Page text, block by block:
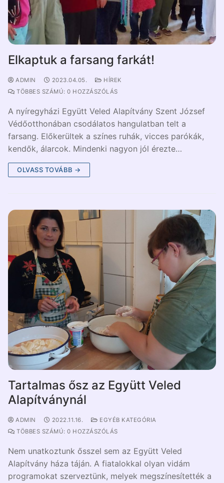
Elkaptuk a farsang farkát!
ADMIN 2023.04.05.
HÍREK
TÖBBES SZÁMÚ: 0 HOZZÁSZÓLÁS
A nyíregyházi Együtt Veled Alapítvány Szent József
Védőotthonában csodálatos hangulatban telt a
farsang. Előkerültek a színes ruhák, vicces parókák,
kendők, álarcok. Mindenki nagyon jól érezte…
OLVASS TOVÁBB →
Tartalmas ősz az Együtt Veled
Alapítványnál
ADMIN 2022.11.16.
EGYÉB KATEGÓRIA
TÖBBES SZÁMÚ: 0 HOZZÁSZÓLÁS
Nem unatkoztunk ősszel sem az Együtt Veled
Alapítvány háza táján. A fiatalokkal olyan vidám
programokat szerveztünk, melyek megszínesítették a